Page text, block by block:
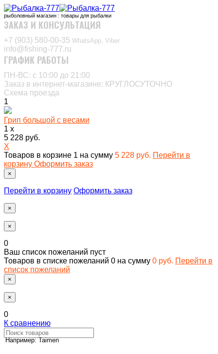
рыболовный магазин : товары для рыбалки
ЗАКАЗ И КОНСУЛЬТАЦИЯ
+7 (903) 580-00-35‬ WhatsApp, Viber
info@fishing-777.ru
ГРАФИК РАБОТЫ
ПН-ВС: с 10:00 до 21:00
Заказ в интернет-магазине: КРУГЛОСУТОЧНО
Схема проезда
1
Грип большой с весами
1 x
5 228 руб.
X
Товаров в корзине 1 на сумму 5 228 руб. Перейти в
корзину Оформить заказ
×
Перейти в корзину Оформить заказ
×
×
0
Ваш список пожеланий пуст
Товаров в списке пожеланий 0 на сумму 0 руб. Перейти в
список пожеланий
×
×
0
К сравнению
Например: Taimen